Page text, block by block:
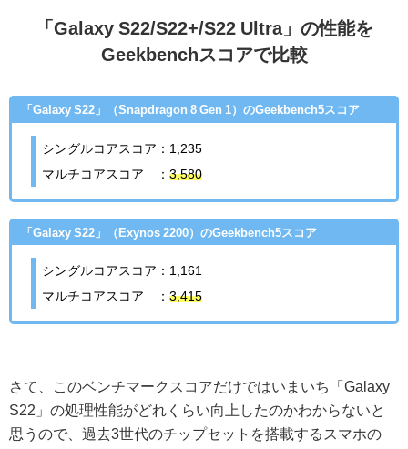
「Galaxy S22/S22+/S22 Ultra」の性能を
Geekbenchスコアで比較
「Galaxy S22」（Snapdragon 8 Gen 1）のGeekbench5スコア
シングルコアスコア：1,235
マルチコアスコア ： 3,580
「Galaxy S22」（Exynos 2200）のGeekbench5スコア
シングルコアスコア：1,161
マルチコアスコア ： 3,415
さて、このベンチマークスコアだけではいまいち「Galaxy
S22」の処理性能がどれくらい向上したのかわからないと
思うので、過去3世代のチップセットを搭載するスマホの